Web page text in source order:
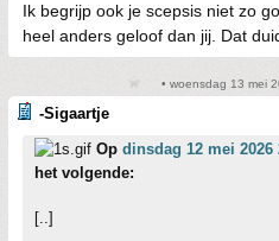
Ik begrijp ook je scepsis niet zo
heel anders geloof dan jij. Dat
• woensdag 13 mei
-Sigaartje
Op dinsdag 12 mei 2026
het volgende:
[..]